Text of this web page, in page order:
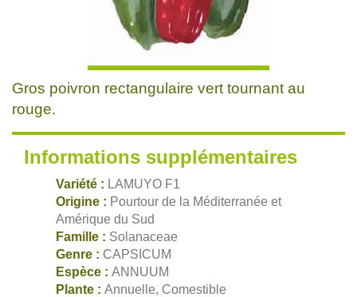
Gros poivron rectangulaire vert tournant au
rouge.
Informations supplémentaires
Variété : LAMUYO F1
Origine : Pourtour de la Méditerranée et
Amérique du Sud
Famille : Solanaceae
Genre : CAPSICUM
Espèce : ANNUUM
Plante : Annuelle, Comestible